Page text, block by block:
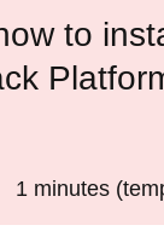
to
1 minutes